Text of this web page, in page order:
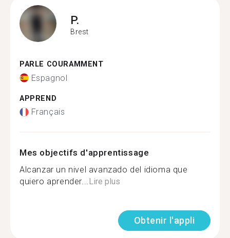
P.
Brest
PARLE COURAMMENT
Espagnol
APPREND
Français
Mes objectifs d'apprentissage
Alcanzar un nivel avanzado del idioma que
quiero aprender...Lire plus
Obtenir l'appli